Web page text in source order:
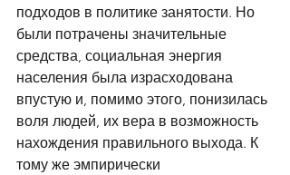
подходов в политике занятости. Но
были потрачены значительные
средства, социальная энергия
населения была израсходована
впустую и, помимо этого, понизилась
воля людей, их вера в возможность
нахождения правильного выхода. К
тому же эмпирически